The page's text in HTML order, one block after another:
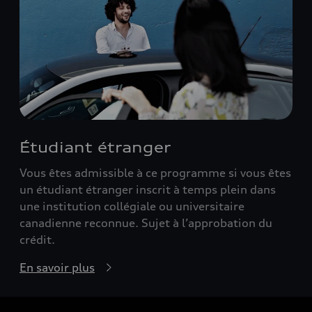
Étudiant étranger
Vous êtes admissible à ce programme si vous êtes
un étudiant étranger inscrit à temps plein dans
une institution collégiale ou universitaire
canadienne reconnue. Sujet à l’approbation du
crédit.
En savoir plus